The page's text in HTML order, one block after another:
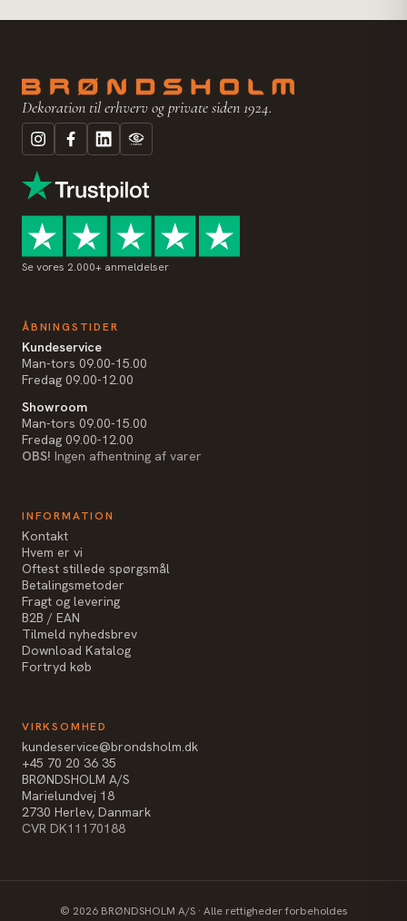
Dekoration til erhverv og private siden 1924.
Se vores 2.000+ anmeldelser
ÅBNINGSTIDER
Kundeservice
Man-tors 09.00-15.00
Fredag 09.00-12.00
Showroom
Man-tors 09.00-15.00
Fredag 09.00-12.00
OBS! Ingen afhentning af varer
INFORMATION
Kontakt
Hvem er vi
Oftest stillede spørgsmål
Betalingsmetoder
Fragt og levering
B2B / EAN
Tilmeld nyhedsbrev
Download Katalog
Fortryd køb
VIRKSOMHED
kundeservice@brondsholm.dk
+45 70 20 36 35
BRØNDSHOLM A/S
Marielundvej 18
2730 Herlev, Danmark
CVR DK11170188
© 2026BRØNDSHOLM A/S · Alle rettigheder forbeholdes